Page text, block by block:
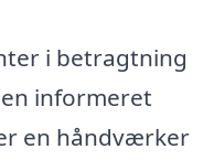
i betragtning
informeret
en håndværker